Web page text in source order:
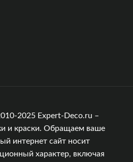
2025 Expert-Deco.ru –
и краски. Обращаем ваше
интернет сайт носит
характер, включая